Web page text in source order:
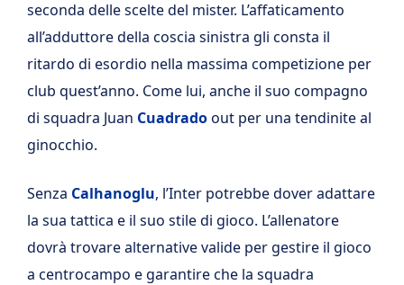
seconda delle scelte del mister. L’affaticamento
all’adduttore della coscia sinistra gli consta il
ritardo di esordio nella massima competizione per
club quest’anno. Come lui, anche il suo compagno
di squadra Juan Cuadradoout per una tendinite al
ginocchio.
Senza Calhanoglu, l’Inter potrebbe dover adattare
la sua tattica e il suo stile di gioco. L’allenatore
dovrà trovare alternative valide per gestire il gioco
a centrocampo e garantire che la squadra